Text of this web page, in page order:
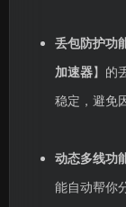
丢包防护功
加速器】的
稳定，避免
动态多线功
能自动帮你